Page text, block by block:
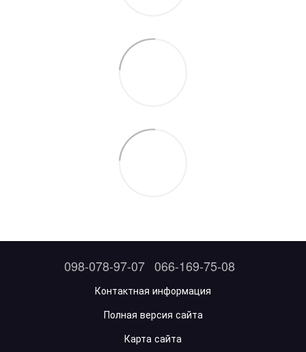
098-078-97-07 066-169-75-08
Контактная информация
Полная версия сайта
Карта сайта